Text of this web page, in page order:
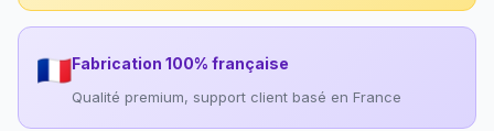
🇫🇷Fabrication 100% française
Qualité premium, support client basé en France